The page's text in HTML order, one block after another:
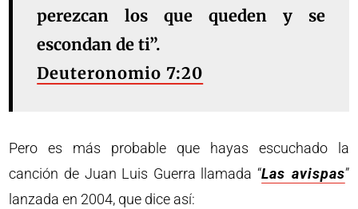
perezcan los que queden y se
escondan de ti”.
Deuteronomio 7:20
Pero es más probable que hayas escuchado la
canción de Juan Luis Guerra llamada “Las avispas”
lanzada en 2004, que dice así: